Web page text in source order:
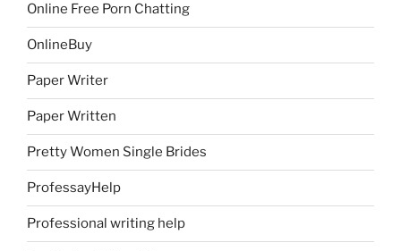
Online Free Porn Chatting
OnlineBuy
Paper Writer
Paper Written
Pretty Women Single Brides
ProfessayHelp
Professional writing help